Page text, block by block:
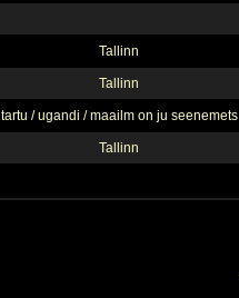
Tallinn
Tallinn
tartu / ugandi / maailm on ju seenemets
Tallinn